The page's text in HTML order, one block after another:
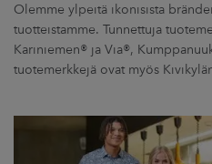
Olemme ylpeitä ikonisista
tuotteistamme. Tunnettuja
Kariniemen® ja Via®,
tuotemerkkejä ovat myös